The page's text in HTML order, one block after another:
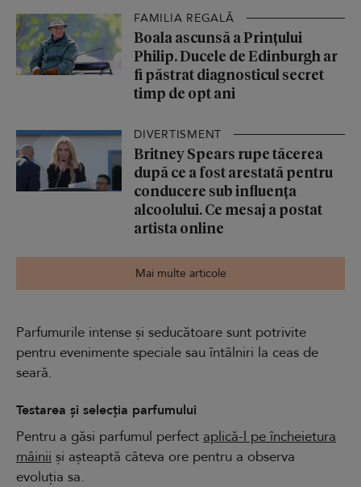
FAMILIA REGALĂ
Boala ascunsă a Prințului
Philip. Ducele de Edinburgh ar
fi păstrat diagnosticul secret
timp de opt ani
DIVERTISMENT
Britney Spears rupe tăcerea
după ce a fost arestată pentru
conducere sub influența
alcoolului. Ce mesaj a postat
artista online
Mai multe articole
Parfumurile intense și seducătoare sunt potrivite
pentru evenimente speciale sau întâlniri la ceas de
seară.
Testarea și selecția parfumului
Pentru a găsi parfumul perfect aplică-l pe încheietura
mâinii și așteaptă câteva ore pentru a observa
evoluția sa.